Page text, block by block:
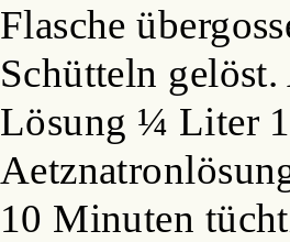
Flasche
Schütteln
Lösung ¼ Liter
10 Minuten